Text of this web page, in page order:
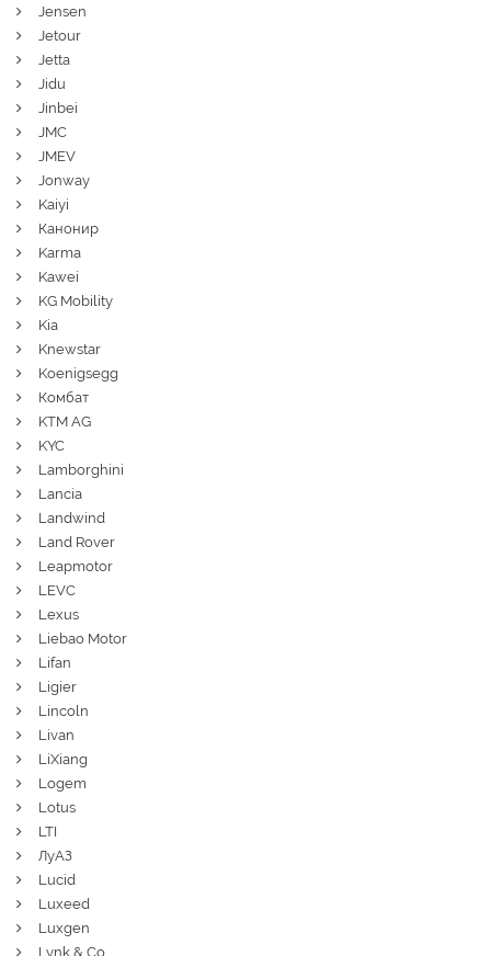
Jensen
Jetour
Jetta
Jidu
Jinbei
JMC
JMEV
Jonway
Kaiyi
Канонир
Karma
Kawei
KG Mobility
Kia
Knewstar
Koenigsegg
Комбат
KTM AG
KYC
Lamborghini
Lancia
Landwind
Land Rover
Leapmotor
LEVC
Lexus
Liebao Motor
Lifan
Ligier
Lincoln
Livan
LiXiang
Logem
Lotus
LTI
ЛуАЗ
Lucid
Luxeed
Luxgen
Lynk & Co